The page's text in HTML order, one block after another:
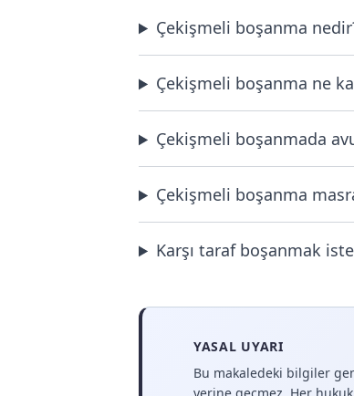
Çekişmeli boşanma
Çekişmeli boşanma ne
Çekişmeli boşanmada
Çekişmeli boşanma
Karşı taraf boşanmak
YASAL UYARI
Bu makaledeki bilgiler